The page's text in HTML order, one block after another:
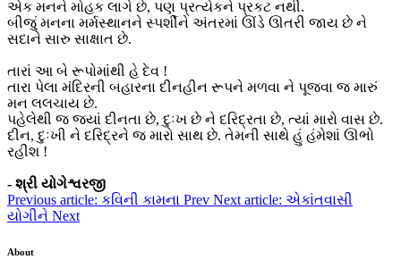
એક મનને મોહક લાગે છે, પણ પ્રત્યેકને પ્રકટ નથી.
બીજું મનના મર્મસ્થાનને સ્પર્શીને અંતરમાં ઊંડે ઊતરી જાય છે ને
સદાને સારુ સાક્ષાત છે.
તારાં આ બે રૂપોમાંથી હે દેવ !
તારા પેલા મંદિરની બહારના દીનહીન રૂપને મળવા ને પૂજવા જ મારું
મન લલચાય છે.
પહેલેથી જ જ્યાં દીનતા છે, દુઃખ છે ને દરિદ્રતા છે, ત્યાં મારો વાસ છે.
દીન, દુઃખી ને દરિદ્રને જ મારો સાથ છે. તેમની સાથે હું હંમેશાં ઊભો
રહીશ !
- શ્રી યોગેશ્વરજી
Previous article: કવિની કામના Prev Next article: એકાંતવાસી
યોગીને Next
About